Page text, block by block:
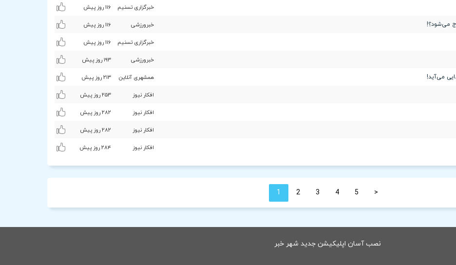
خبرگزاری تسنیم ۱۱۶ روز پیش
می‌شود؟! خبرورزشی ۱۱۶ روز پیش
خبرگزاری تسنیم ۱۱۶ روز پیش
خبرورزشی ۱٩٣ روز پیش
می‌آید! همشهری آنلاین ۲۱٣ روز پیش
افکار نیوز ۲۵٣ روز پیش
افکار نیوز ۲۸۲ روز پیش
افکار نیوز ۲۸۲ روز پیش
افکار نیوز ۲۸۴ روز پیش
1 2 3 4 5 <
نصب آسان اپلیکیشن جدید شهر خبر